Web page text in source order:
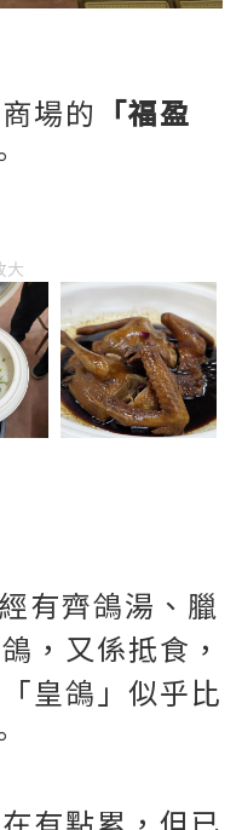
場的 「福盈
大
有齊鴿湯、臘
，又係抵食，
皇鴿」似乎比